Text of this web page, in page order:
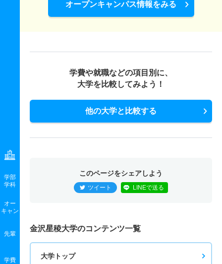
学部
学科
オー
キャン
先輩
学費
オープンキャンパス情報をみる
学費や就職などの項目別に、
大学を比較してみよう！
他の大学と比較する
このページをシェアしよう
ツイート LINEで送る
金沢星稜大学のコンテンツ一覧
大学トップ